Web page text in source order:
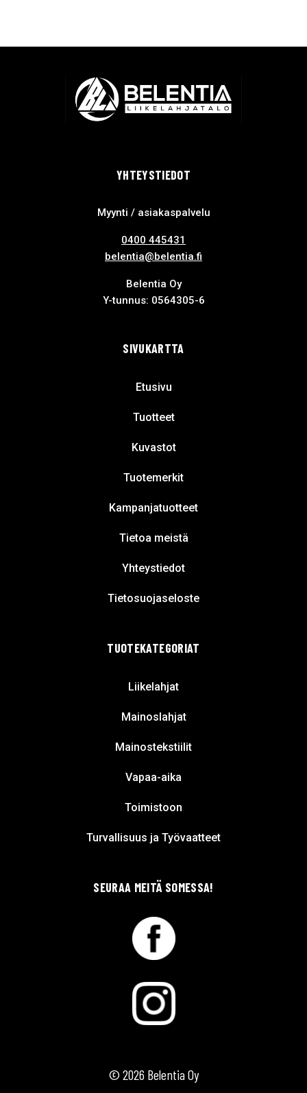
YHTEYSTIEDOT
Myynti / asiakaspalvelu
0400 445431
belentia@belentia.fi
Belentia Oy
Y-tunnus: 0564305-6
SIVUKARTTA
Etusivu
Tuotteet
Kuvastot
Tuotemerkit
Kampanjatuotteet
Tietoa meistä
Yhteystiedot
Tietosuojaseloste
TUOTEKATEGORIAT
Liikelahjat
Mainoslahjat
Mainostekstiilit
Vapaa-aika
Toimistoon
Turvallisuus ja Työvaatteet
SEURAA MEITÄ SOMESSA!
© 2026 Belentia Oy